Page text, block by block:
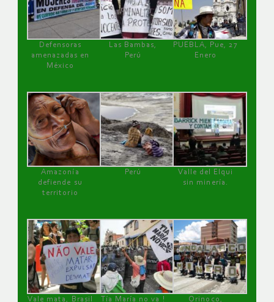
Defensoras
amenazadas en
México
Las Bambas,
Perú
PUEBLA, Pue, 27
Enero
Amazonía
defiende su
territorio
Perú
Valle del Elqui
sin minería.
Vale mata, Brasil Tía María no va ! Orinoco,